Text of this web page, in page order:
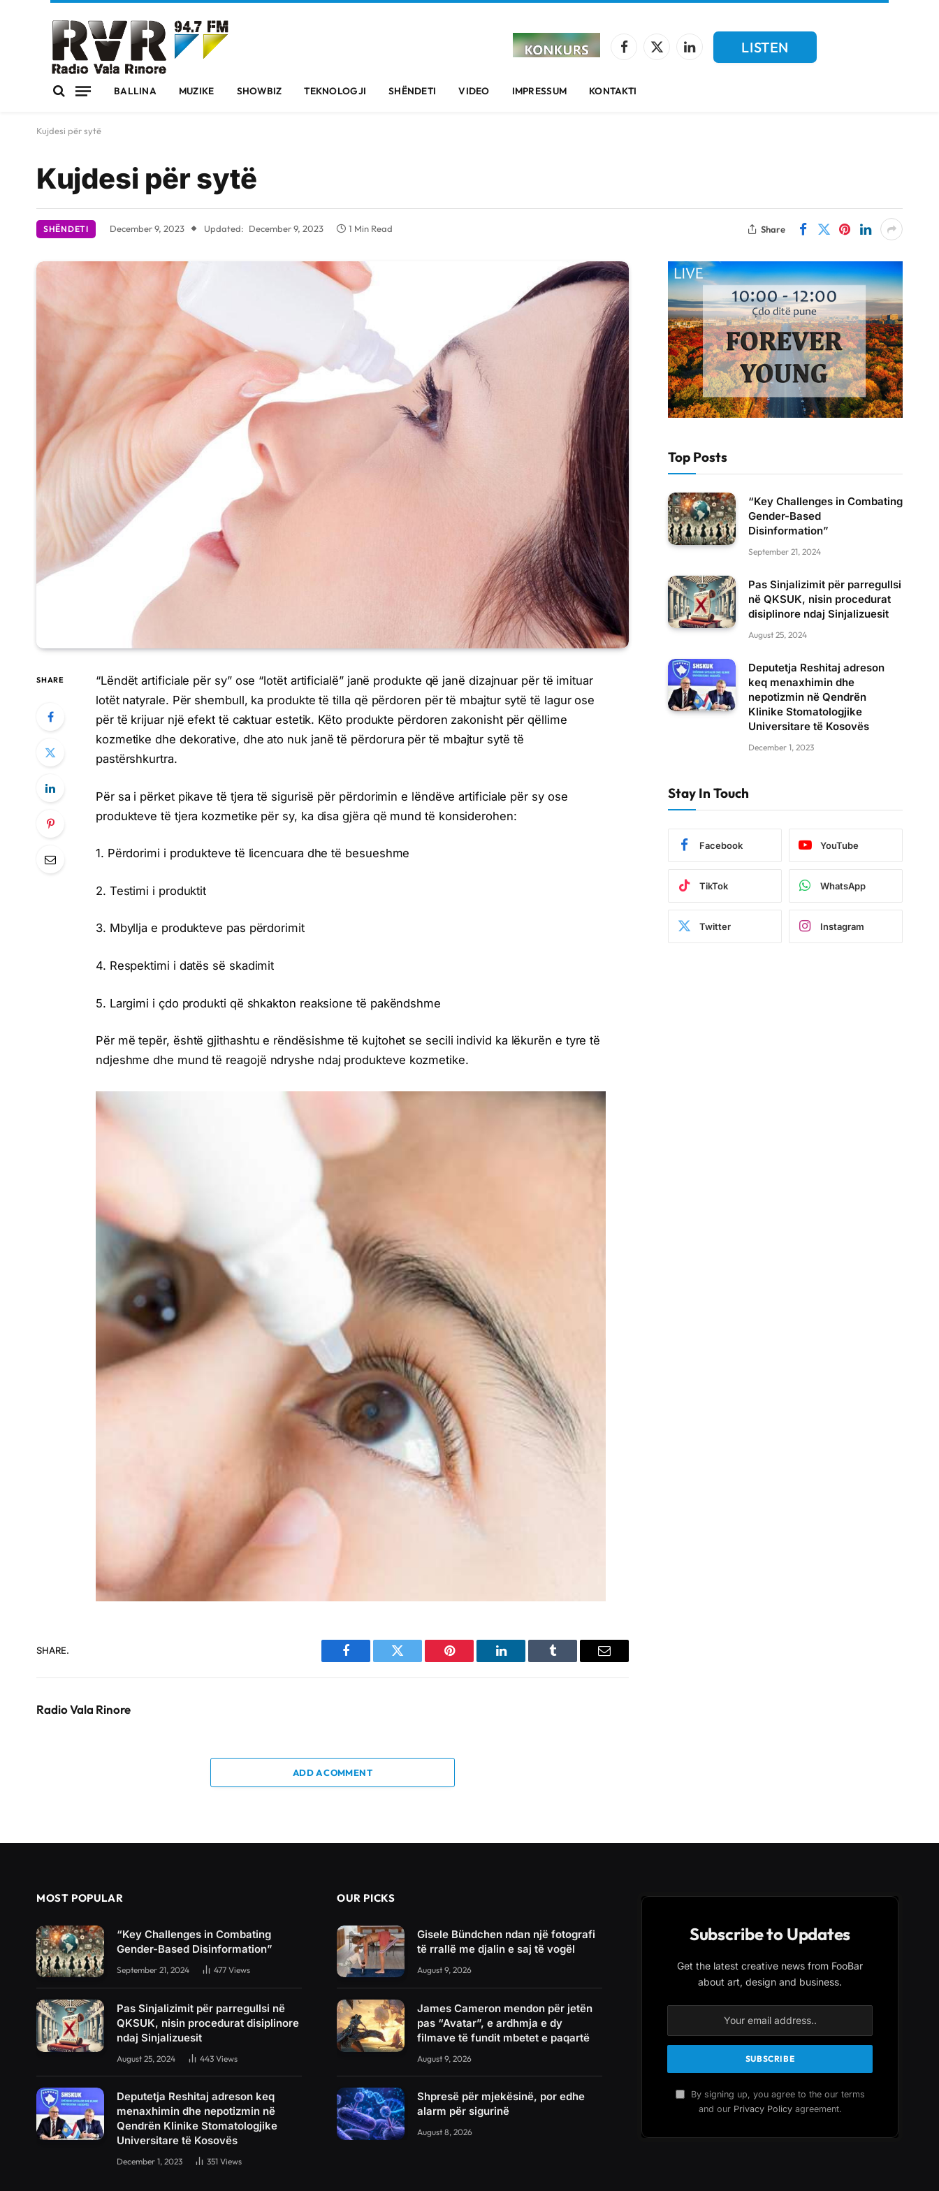
Facebook
X
LinkedIn
LISTEN
BALLINA MUZIKE SHOWBIZ TEKNOLOGJI SHËNDETI VIDEO IMPRESSUM KONTAKTI
Kujdesi për sytë
Kujdesi për sytë
SHËNDETI December 9, 2023 Updated: December 9, 2023 1 Min Read Share
SHARE
“Lëndët artificiale për sy” ose “lotët artificialë” janë produkte që janë dizajnuar për të imituar
lotët natyrale. Për shembull, ka produkte të tilla që përdoren për të mbajtur sytë të lagur ose
për të krijuar një efekt të caktuar estetik. Këto produkte përdoren zakonisht për qëllime
kozmetike dhe dekorative, dhe ato nuk janë të përdorura për të mbajtur sytë të
pastërshkurtra.
Për sa i përket pikave të tjera të sigurisë për përdorimin e lëndëve artificiale për sy ose
produkteve të tjera kozmetike për sy, ka disa gjëra që mund të konsiderohen:
1. Përdorimi i produkteve të licencuara dhe të besueshme
2. Testimi i produktit
3. Mbyllja e produkteve pas përdorimit
4. Respektimi i datës së skadimit
5. Largimi i çdo produkti që shkakton reaksione të pakëndshme
Për më tepër, është gjithashtu e rëndësishme të kujtohet se secili individ ka lëkurën e tyre të
ndjeshme dhe mund të reagojë ndryshe ndaj produkteve kozmetike.
SHARE.
Facebook Twitter Pinterest LinkedIn Tumblr Email
Radio Vala Rinore
ADD A COMMENT
Top Posts
“Key Challenges in Combating
Gender-Based
Disinformation”
September 21, 2024
Pas Sinjalizimit për parregullsi
në QKSUK, nisin procedurat
disiplinore ndaj Sinjalizuesit
August 25, 2024
Deputetja Reshitaj adreson
keq menaxhimin dhe
nepotizmin në Qendrën
Klinike Stomatologjike
Universitare të Kosovës
December 1, 2023
Stay In Touch
Facebook YouTube
TikTok WhatsApp
Twitter Instagram
MOST POPULAR
“Key Challenges in Combating
Gender-Based Disinformation”
September 21, 2024 477 Views
Pas Sinjalizimit për parregullsi në
QKSUK, nisin procedurat disiplinore
ndaj Sinjalizuesit
August 25, 2024 443 Views
Deputetja Reshitaj adreson keq
menaxhimin dhe nepotizmin në
Qendrën Klinike Stomatologjike
Universitare të Kosovës
December 1, 2023 351 Views
OUR PICKS
Gisele Bündchen ndan një fotografi
të rrallë me djalin e saj të vogël
August 9, 2026
James Cameron mendon për jetën
pas “Avatar”, e ardhmja e dy
filmave të fundit mbetet e paqartë
August 9, 2026
Shpresë për mjekësinë, por edhe
alarm për sigurinë
August 8, 2026
Subscribe to Updates
Get the latest creative news from FooBar
about art, design and business.
By signing up, you agree to the our terms
and our Privacy Policyagreement.